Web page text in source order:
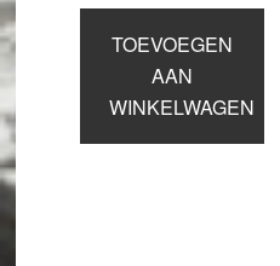
TOEVOEGEN
AAN
WINKELWAGEN